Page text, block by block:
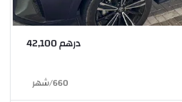
درهم 42,100
660
/شهر